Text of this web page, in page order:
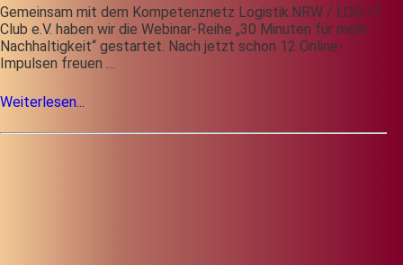
Gemeinsam mit dem Kompetenznetz Logistik.NRW / LOG-IT
Club e.V. haben wir die Webinar-Reihe „30 Minuten für mehr
Nachhaltigkeit“ gestartet. Nach jetzt schon 12 Online-
Impulsen freuen …
Weiterlesen...